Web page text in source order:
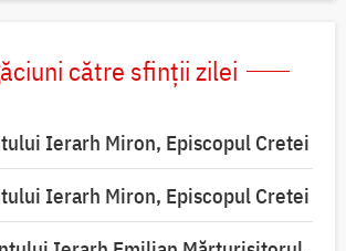
către sfinții zilei
Ierarh Miron, Episcopul Cretei
Ierarh Miron, Episcopul Cretei